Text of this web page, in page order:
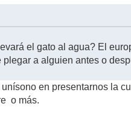
el gato al agua? El
a alguien antes o
en presentarnos la
o más.